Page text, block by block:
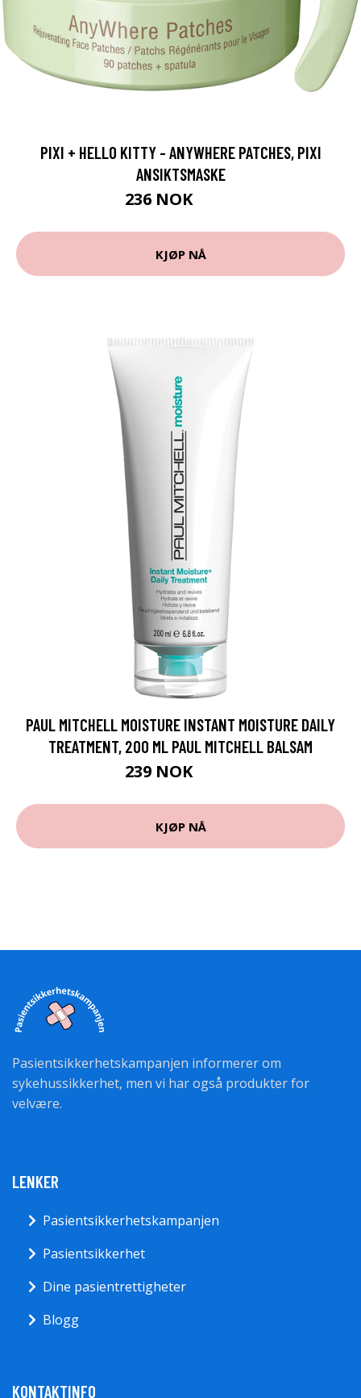
PIXI + HELLO KITTY - ANYWHERE PATCHES, PIXI
ANSIKTSMASKE
236 NOK
KJØP NÅ
PAUL MITCHELL MOISTURE INSTANT MOISTURE DAILY
TREATMENT, 200 ML PAUL MITCHELL BALSAM
239 NOK
KJØP NÅ
Pasientsikkerhetskampanjen informerer om
sykehussikkerhet, men vi har også produkter for
velvære.
LENKER
Pasientsikkerhetskampanjen
Pasientsikkerhet
Dine pasientrettigheter
Blogg
KONTAKTINFO